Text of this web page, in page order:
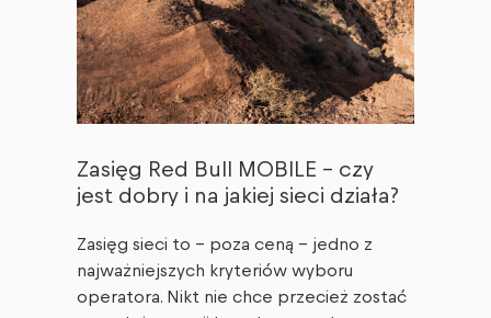
Zasięg Red Bull MOBILE – czy
jest dobry i na jakiej sieci działa?
Zasięg sieci to – poza ceną – jedno z
najważniejszych kryteriów wyboru
operatora. Nikt nie chce przecież zostać